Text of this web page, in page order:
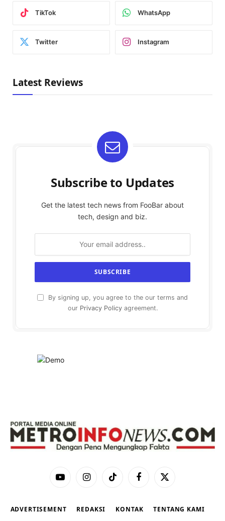
TikTok WhatsApp
Twitter Instagram
Latest Reviews
Subscribe to Updates
Get the latest tech news from FooBar about
tech, design and biz.
By signing up, you agree to the our terms and
our Privacy Policyagreement.
YouTubeInstagramTikTok Facebook
X
ADVERTISEMENT REDAKSI KONTAK
TENTANG KAMI